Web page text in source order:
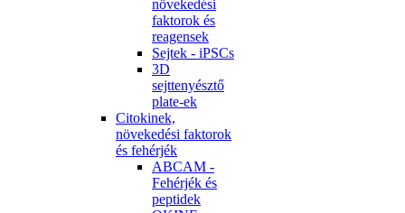
növekedési
faktorok és
reagensek
Sejtek - iPSCs
3D
sejttenyésztő
plate-ek
Citokinek,
növekedési faktorok
és fehérjék
ABCAM -
Fehérjék és
peptidek